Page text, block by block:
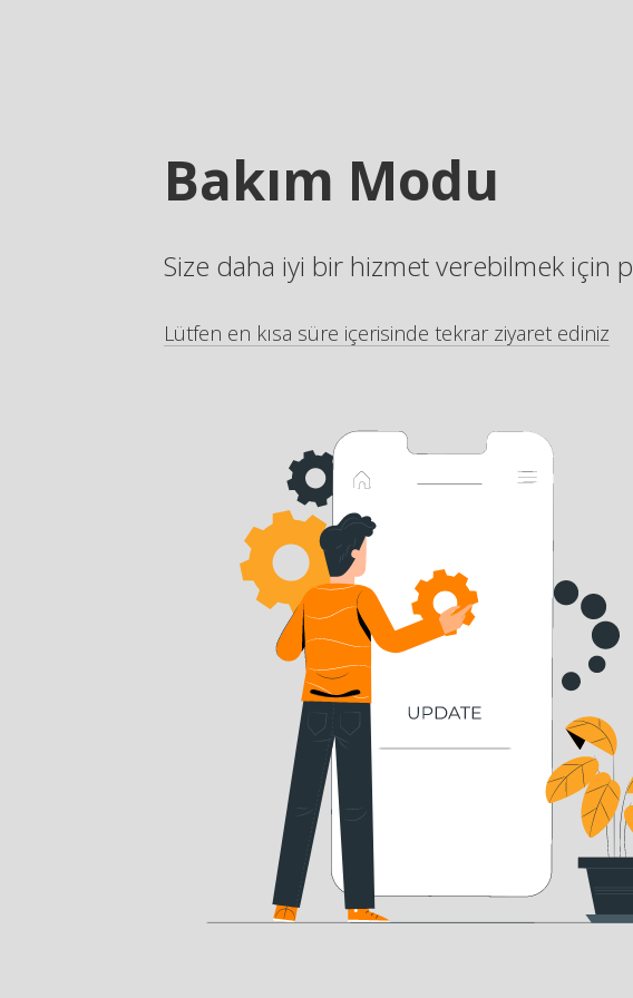
Bakım Modu
Size daha iyi bir hizmet verebilmek için
Lütfen en kısa süre içerisinde tekrar ziyaret ediniz